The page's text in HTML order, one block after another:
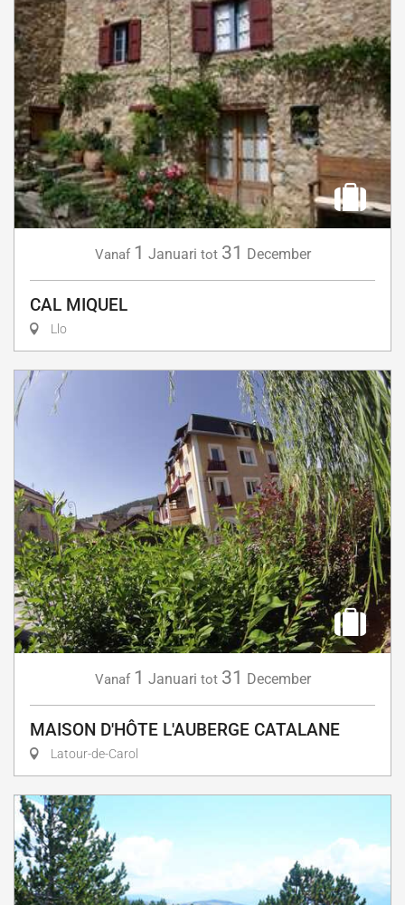
Vanaf 1 Januari tot 31 December
CAL MIQUEL
Llo
Vanaf 1 Januari tot 31 December
MAISON D'HÔTE L'AUBERGE CATALANE
Latour-de-Carol